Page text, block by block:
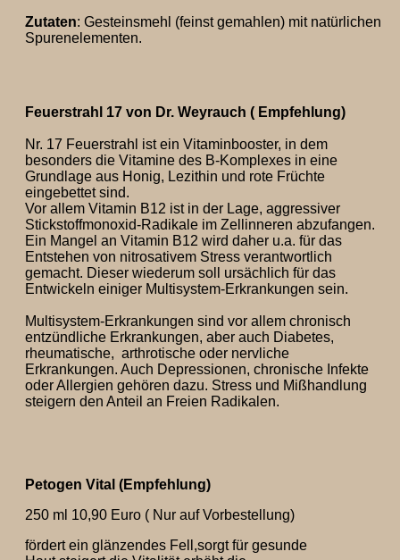
Zutaten: Gesteinsmehl (feinst gemahlen) mit natürlichen
Spurenelementen.
Feuerstrahl 17 von Dr. Weyrauch ( Empfehlung)
Nr. 17 Feuerstrahl ist ein Vitaminbooster, in dem
besonders die Vitamine des B-Komplexes in eine
Grundlage aus Honig, Lezithin und rote Früchte
eingebettet sind.
Vor allem Vitamin B12 ist in der Lage, aggressiver
Stickstoffmonoxid-Radikale im Zellinneren abzufangen.
Ein Mangel an Vitamin B12 wird daher u.a. für das
Entstehen von nitrosativem Stress verantwortlich
gemacht. Dieser wiederum soll ursächlich für das
Entwickeln einiger Multisystem-Erkrankungen sein.
Multisystem-Erkrankungen sind vor allem chronisch
entzündliche Erkrankungen, aber auch Diabetes,
rheumatische, arthrotische oder nervliche
Erkrankungen. Auch Depressionen, chronische Infekte
oder Allergien gehören dazu. Stress und Mißhandlung
steigern den Anteil an Freien Radikalen.
Petogen Vital (Empfehlung)
250 ml 10,90 Euro ( Nur auf Vorbestellung)
fördert ein glänzendes Fell,sorgt für gesunde